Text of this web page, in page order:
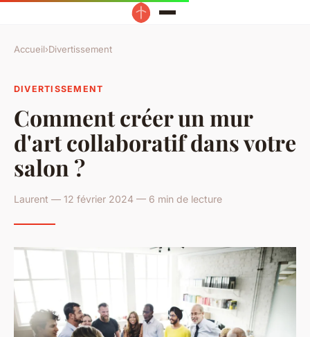
Accueil›Divertissement
DIVERTISSEMENT
Comment créer un mur
d'art collaboratif dans votre
salon ?
Laurent — 12 février 2024 — 6 min de lecture